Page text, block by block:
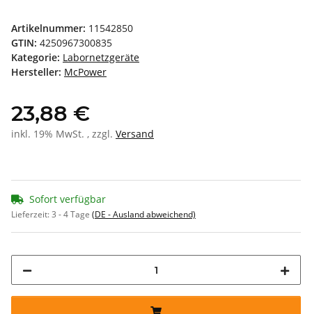
Artikelnummer: 11542850
GTIN: 4250967300835
Kategorie: Labornetzgeräte
Hersteller: McPower
23,88 €
inkl. 19% MwSt. , zzgl. Versand
Sofort verfügbar
Lieferzeit:3 - 4 Tage (DE - Ausland abweichend)